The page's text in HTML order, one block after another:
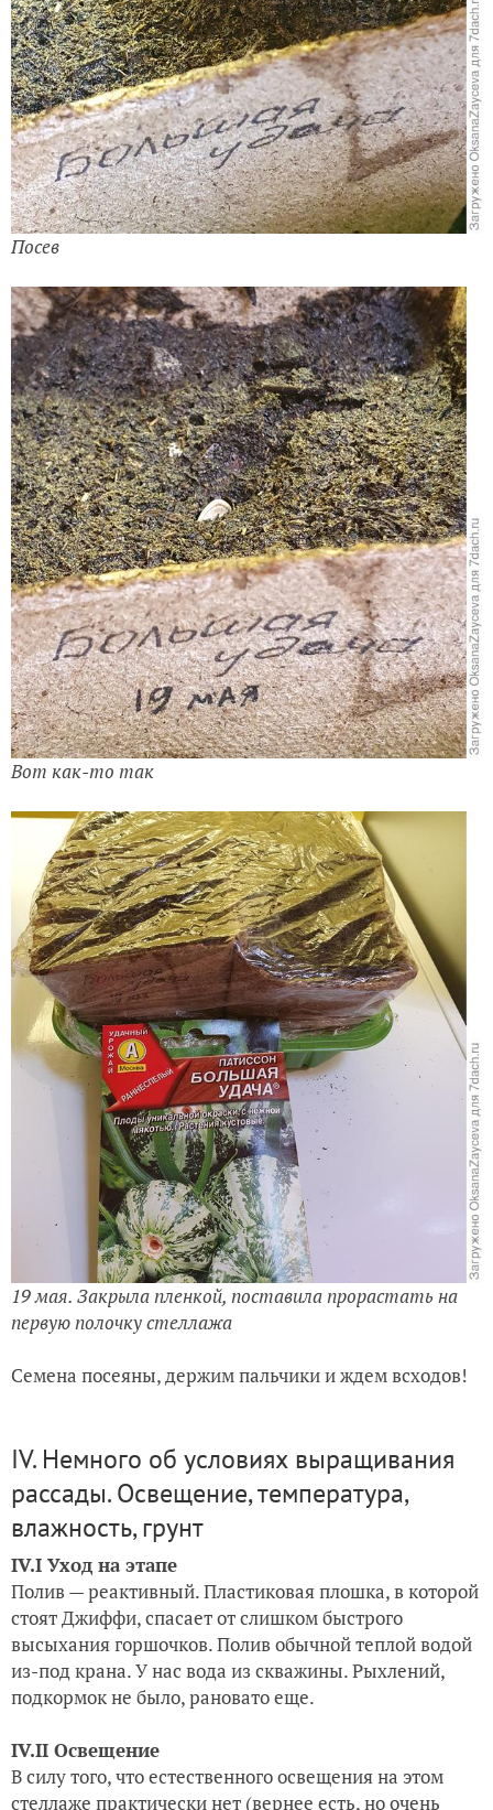
Посев
Вот как-то так
19 мая. Закрыла пленкой, поставила прорастать на
первую полочку стеллажа
Семена посеяны, держим пальчики и ждем всходов!
IV. Немного об условиях выращивания
рассады. Освещение, температура,
влажность, грунт
IV.I Уход на этапе
Полив — реактивный. Пластиковая плошка, в которой
стоят Джиффи, спасает от слишком быстрого
высыхания горшочков. Полив обычной теплой водой
из-под крана. У нас вода из скважины.Рыхлений,
подкормок не было, рановато еще.
IV.II Освещение
В силу того, что естественного освещения на этом
стеллаже практически нет (вернее есть, но очень